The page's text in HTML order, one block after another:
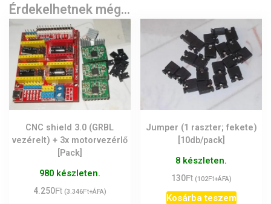
Érdekelhetnek még…
CNC shield 3.0 (GRBL
vezérelt) + 3x motorvezérlő
[Pack]
980 készleten.
4.250Ft (3.346Ft+ÁFA)
Jumper (1 raszter; fekete)
[10db/pack]
8 készleten.
130Ft (102Ft+ÁFA)
Kosárba teszem